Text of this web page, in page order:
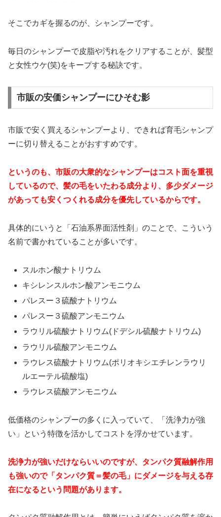
そこでカギを握るのが、シャンプーです。
毎日のシャンプーで皮脂や汚れをクリアすることが、髪型
と女性ウケ(笑)をキープする秘訣です。
市販の安価シャンプーにひそむ影
市販で安く買えるシャンプーより、できれば育毛シャンプ
ーに切り替えることがおすすめです。
というのも、市販の大衆的なシャンプーはコスト面を重視
しているので、髪の毛をいたわる成分より、多少ダメージ
があっても安くつくれる成分を優先しているからです。
具体的にいうと「石油系界面活性剤」のことで、こういう
名前で書かれていることが多いです。
スルホン酸ナトリウム
キシレンスルホン酸アンモニウム
パレスー３硫酸ナトリウム
パレスー３硫酸アンモニウム
ラウリル硫酸ナトリウム(ドデシル硫酸ナトリウム)
ラウリル硫酸アンモニウム
ラウレス硫酸ナトリウム(ポリオキシエチレンラウリ
ルエーテル硫酸塩)
ラウレス硫酸アンモニウム
低価格のシャンプーの多くに入っていて、「洗浄力が強
い」という特徴を活かしてコストを浮かせています。
洗浄力が強いだけならいいのですが、タンパク質融解作用
も強いので「タンパク質＝髪の毛」にダメージを与える存
在になるという問題があります。